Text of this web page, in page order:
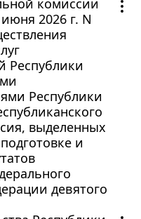
2026 г. N
Республики
Республики
выделенных
и
девятого